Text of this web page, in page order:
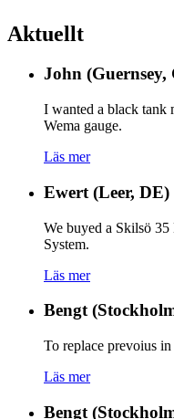
Aktuellt
John (Guernsey,
I wanted a black tank
Wema gauge.
Läs mer
Ewert (Leer, DE)
We buyed a Skilsö
System.
Läs mer
Bengt
To replace prevoius
Läs mer
Bengt